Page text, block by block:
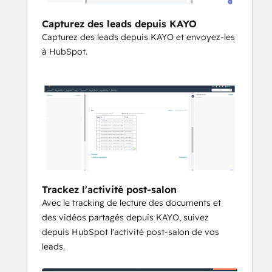
Capturez des leads depuis KAYO
Capturez des leads depuis KAYO et envoyez-les
à HubSpot.
Trackez l'activité post-salon
Avec le tracking de lecture des documents et
des vidéos partagés depuis KAYO, suivez
depuis HubSpot l'activité post-salon de vos
leads.